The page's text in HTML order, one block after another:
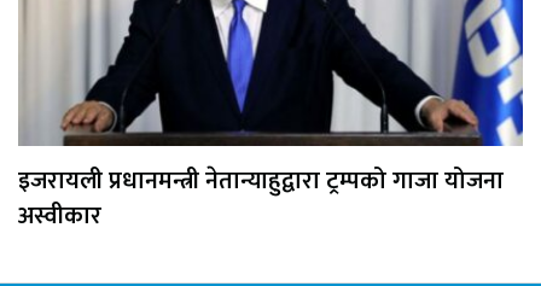
इजरायली प्रधानमन्त्री नेतान्याहुद्वारा ट्रम्पको गाजा योजना
अस्वीकार